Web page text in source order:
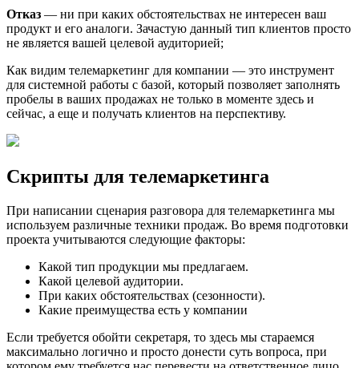
Отказ — ни при каких обстоятельствах не интересен ваш
продукт и его аналоги. Зачастую данный тип клиентов просто
не является вашей целевой аудиторией;
Как видим телемаркетинг для компании — это инструмент
для системной работы с базой, который позволяет заполнять
пробелы в ваших продажах не только в моменте здесь и
сейчас, а еще и получать клиентов на перспективу.
Скрипты для телемаркетинга
При написании сценария разговора для телемаркетинга мы
используем различные техники продаж. Во время подготовки
проекта учитываются следующие факторы:
Какой тип продукции мы предлагаем.
Какой целевой аудитории.
При каких обстоятельствах (сезонности).
Какие преимущества есть у компании
Если требуется обойти секретаря, то здесь мы стараемся
максимально логично и просто донести суть вопроса, при